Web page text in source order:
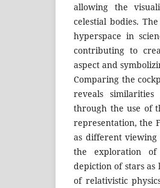
allowing the
celestial bodies.
hyperspace in
contributing to
aspect and
Comparing the
reveals
through the use of
representation, the
as different
the exploration of
depiction of stars as
of relativistic